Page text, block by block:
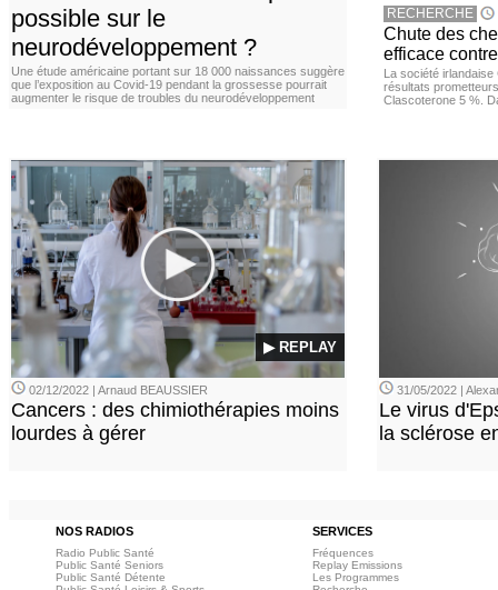
possible sur le
neurodéveloppement ?
Une étude américaine portant sur 18 000 naissances suggère
que l’exposition au Covid‑19 pendant la grossesse pourrait
augmenter le risque de troubles du neurodéveloppement
RECHERCHE
Chute des
efficace
La société
résultats
Clascoterone 5 %.
▶ REPLAY
02/12/2022 | Arnaud BEAUSSIER
Cancers : des chimiothérapies moins
lourdes à gérer
31/05/2022 |
Le virus
la sclérose
NOS RADIOS SERVICES
Radio Public Santé
Public Santé Seniors
Public Santé Détente
Fréquences
Replay Emissions
Les Programmes